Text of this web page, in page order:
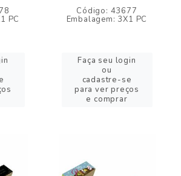
PC
Código: 43677
Embalagem: 3X1 PC
Faça seu login
ou
cadastre-se
para ver preços
e comprar